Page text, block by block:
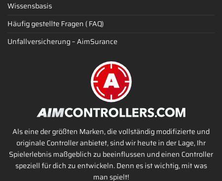
Wissensbasis
Häufig gestellte Fragen ( FAQ)
Unfallversicherung – AimSurance
Als eine der größten Marken, die vollständig modifizierte und
originale Controller anbietet, sind wir heute in der Lage, Ihr
Spielerlebnis maßgeblich zu beeinflussen und einen Controller
speziell für dich zu entwickeln. Denn es ist wichtig, mit was
man spielt!